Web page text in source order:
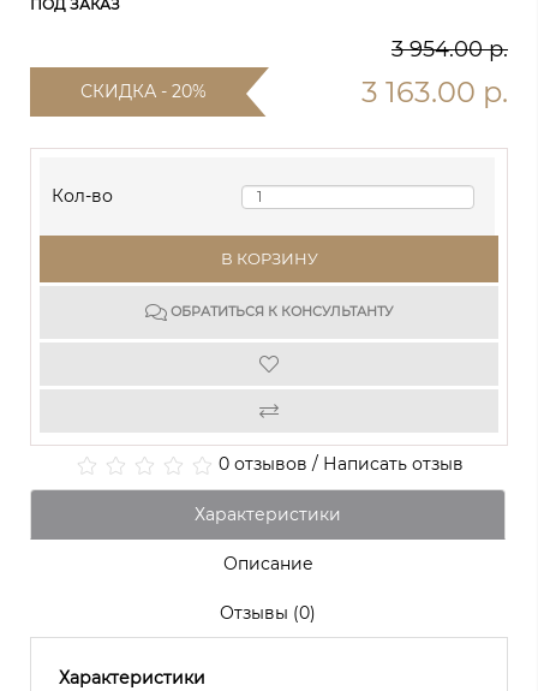
ПОД ЗАКАЗ
3 954.00 р.
СКИДКА - 20% 3 163.00 р.
Кол-во
В КОРЗИНУ
ОБРАТИТЬСЯ К КОНСУЛЬТАНТУ
0 отзывов / Написать отзыв
Характеристики
Описание
Отзывы (0)
Характеристики